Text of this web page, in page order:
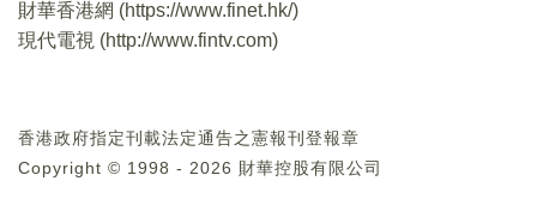
財華香港網 (https://www.finet.hk/)
現代電視 (http://www.fintv.com)
香港政府指定刊載法定通告之憲報刊登報章
Copyright © 1998 - 2026 財華控股有限公司